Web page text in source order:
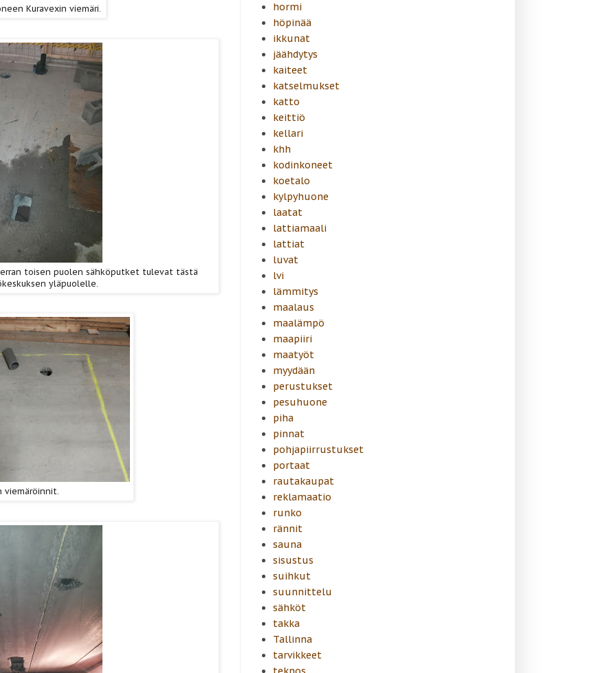
Kuravexin viemäri.
toisen puolen sähköputket tulevat tästä
yläpuolelle.
viemäröinnit.
hormi
höpinää
ikkunat
jäähdytys
kaiteet
katselmukset
katto
keittiö
kellari
khh
kodinkoneet
koetalo
kylpyhuone
laatat
lattiamaali
lattiat
luvat
lvi
lämmitys
maalaus
maalämpö
maapiiri
maatyöt
myydään
perustukset
pesuhuone
piha
pinnat
pohjapiirrustukset
portaat
rautakaupat
reklamaatio
runko
rännit
sauna
sisustus
suihkut
suunnittelu
sähköt
takka
Tallinna
tarvikkeet